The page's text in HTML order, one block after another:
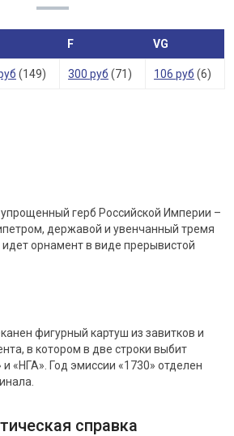
F VG
(149) 300 руб (71) 106 руб (6)
герб Российской Империи –
державой и увенчанный тремя
орнамент в виде прерывистой
фигурный картуш из завитков и
в котором в две строки выбит
«НГА». Год эмиссии «1730» отделен
справка